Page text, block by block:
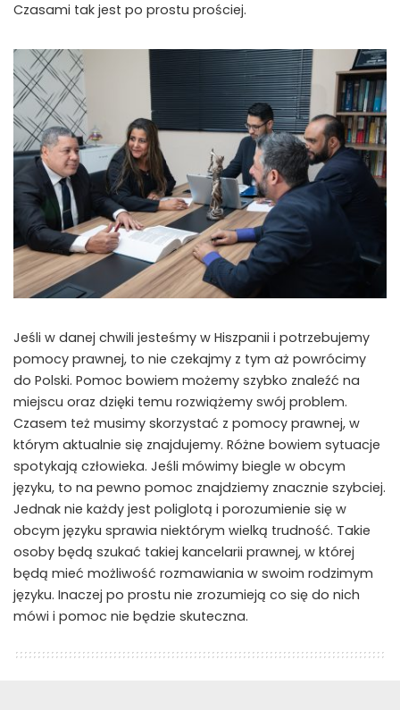
Czasami tak jest po prostu prościej.
Jeśli w danej chwili jesteśmy w Hiszpanii i potrzebujemy
pomocy prawnej, to nie czekajmy z tym aż powrócimy
do Polski. Pomoc bowiem możemy szybko znaleźć na
miejscu oraz dzięki temu rozwiążemy swój problem.
Czasem też musimy skorzystać z pomocy prawnej, w
którym aktualnie się znajdujemy. Różne bowiem sytuacje
spotykają człowieka. Jeśli mówimy biegle w obcym
języku, to na pewno pomoc znajdziemy znacznie szybciej.
Jednak nie każdy jest poliglotą i porozumienie się w
obcym języku sprawia niektórym wielką trudność. Takie
osoby będą szukać takiej kancelarii prawnej, w której
będą mieć możliwość rozmawiania w swoim rodzimym
języku. Inaczej po prostu nie zrozumieją co się do nich
mówi i pomoc nie będzie skuteczna.